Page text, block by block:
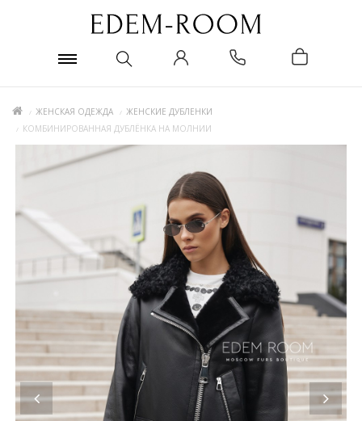
ЖЕНСКАЯ ОДЕЖДА
ЖЕНСКИЕ ДУБЛЕНКИ
КОМБИНИРОВАННАЯ ДУБЛЁНКА НА МОЛНИИ